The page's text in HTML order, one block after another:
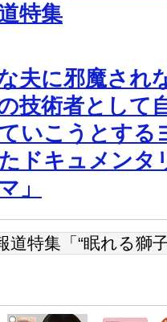
特集
夫に邪魔され
技術者として
いこうとする
ドキュメンタ
」
道特集「“眠れる獅